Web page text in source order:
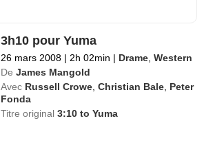
3h10 pour Yuma
26 mars 2008 | 2h 02min | Drame ,Western
De James Mangold
Avec Russell Crowe ,Christian Bale Peter
Fonda
Titre original3:10 to Yuma